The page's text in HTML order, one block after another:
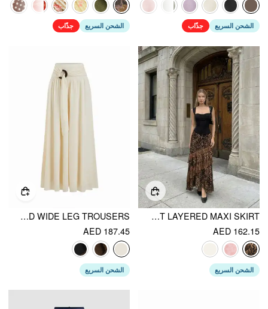
الشحن السريع جذّاب الشحن السريع جذّاب
CHIFFON HIGH RISE LEOPARD PRINT LAYERED MAXI SKIRT
AED 162.15
الشحن السريع
MID RISE O-RING BELTED RUCHED DRAPED WIDE LEG TROUSERS
AED 187.45
الشحن السريع